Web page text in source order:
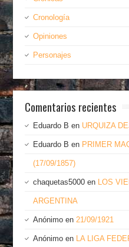
Cronología
Opiniones
Personajes
Comentarios recientes
Eduardo B en URQUIZA
Eduardo B en PRIMER
(17/09/1857)
chaquetas5000 en LOS
ARGENTINA
Anónimo en21/09/1921
Anónimo en LA LIGA